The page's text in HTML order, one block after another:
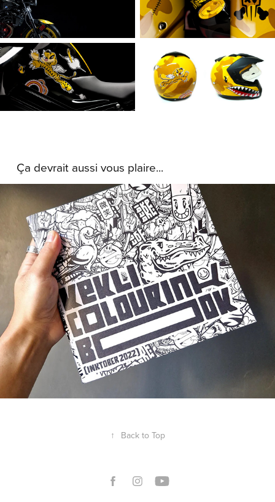
Ça devrait aussi vous plaire...
Colourink Book #2
↑ Back to Top